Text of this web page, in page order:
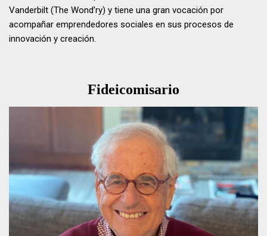
Vanderbilt (The Wond’ry) y tiene una gran vocación por
acompañar emprendedores sociales en sus procesos de
innovación y creación.
Fideicomisario